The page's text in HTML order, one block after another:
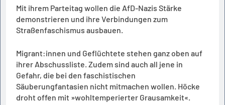
Mit ihrem Parteitag wollen die AfD-Nazis Stärke
demonstrieren und ihre Verbindungen zum
Straßenfaschismus ausbauen.
Migrant:innen und Geflüchtete stehen ganz oben auf
ihrer Abschussliste. Zudem sind auch all jene in
Gefahr, die bei den faschistischen
Säuberungfantasien nicht mitmachen wollen. Höcke
droht offen mit »wohltemperierter Grausamkeit«.